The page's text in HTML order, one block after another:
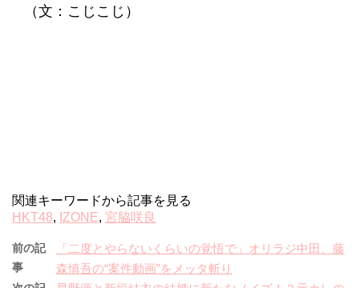
（文：こじこじ）
関連キーワードから記事を見る
HKT48, IZONE, 宮脇咲良
前の記
事
「二度とやらないくらいの覚悟で」オリラジ中田、藤
森慎吾の“案件動画”をメッタ斬り